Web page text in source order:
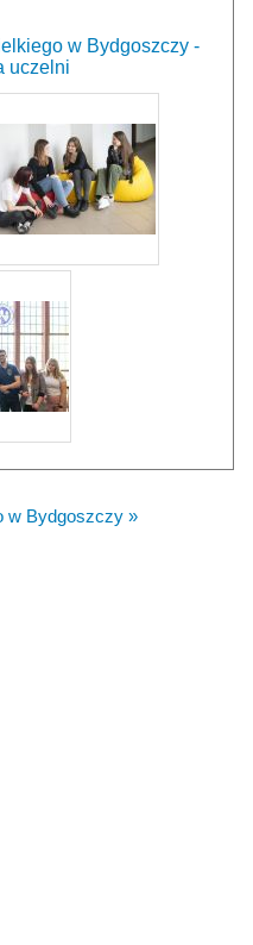
w Bydgoszczy -
uczelni
w Bydgoszczy »